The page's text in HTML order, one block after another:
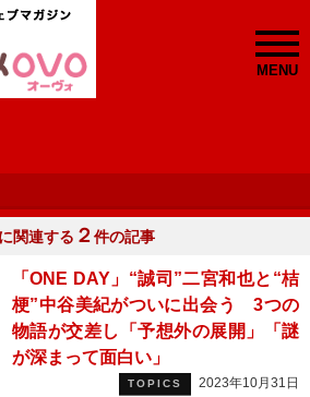
MENU
関連する ２件の記事
「ONE DAY」“誠司”二宮和也と“桔
梗”中谷美紀がついに出会う 3つの
物語が交差し「予想外の展開」「謎
が深まって面白い」
TOPICS 2023年10月31日